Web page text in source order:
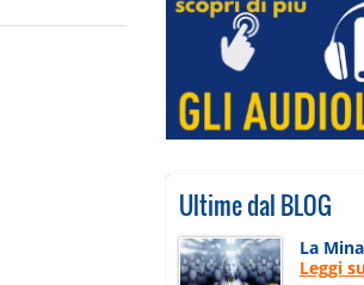
Ultime dal BLOG
La
Leggi